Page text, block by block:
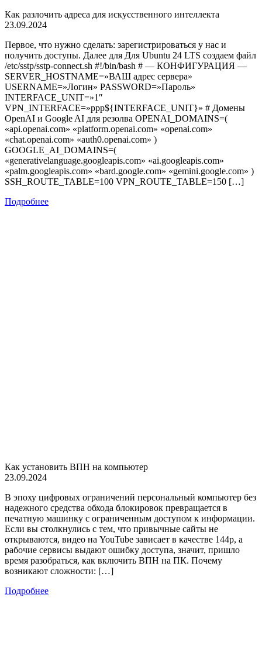
Как разлочить адреса для искусственного интеллекта
23.09.2024
Первое, что нужно сделать: зарегистрироваться у нас и
получить доступы. Далее для Для Ubuntu 24 LTS создаем файл
/etc/sstp/sstp-connect.sh #!/bin/bash # — КОНФИГУРАЦИЯ —
SERVER_HOSTNAME=»ВАШ адрес сервера»
USERNAME=»Логин» PASSWORD=»Пароль»
INTERFACE_UNIT=»1″
VPN_INTERFACE=»ppp${INTERFACE_UNIT}» # Домены
OpenAI и Google AI для резолва OPENAI_DOMAINS=(
«api.openai.com» «platform.openai.com» «openai.com»
«chat.openai.com» «auth0.openai.com» )
GOOGLE_AI_DOMAINS=(
«generativelanguage.googleapis.com» «ai.googleapis.com»
«palm.googleapis.com» «bard.google.com» «gemini.google.com» )
SSH_ROUTE_TABLE=100 VPN_ROUTE_TABLE=150 […]
Подробнее
Как установить ВПН на компьютер
23.09.2024
В эпоху цифровых ограничений персональный компьютер без
надежного средства обхода блокировок превращается в
печатную машинку с ограниченным доступом к информации.
Если вы столкнулись с тем, что привычные сайты не
открываются, видео на YouTube зависает в качестве 144p, а
рабочие сервисы выдают ошибку доступа, значит, пришло
время разобраться, как включить ВПН на ПК. Почему
возникают сложности: […]
Подробнее